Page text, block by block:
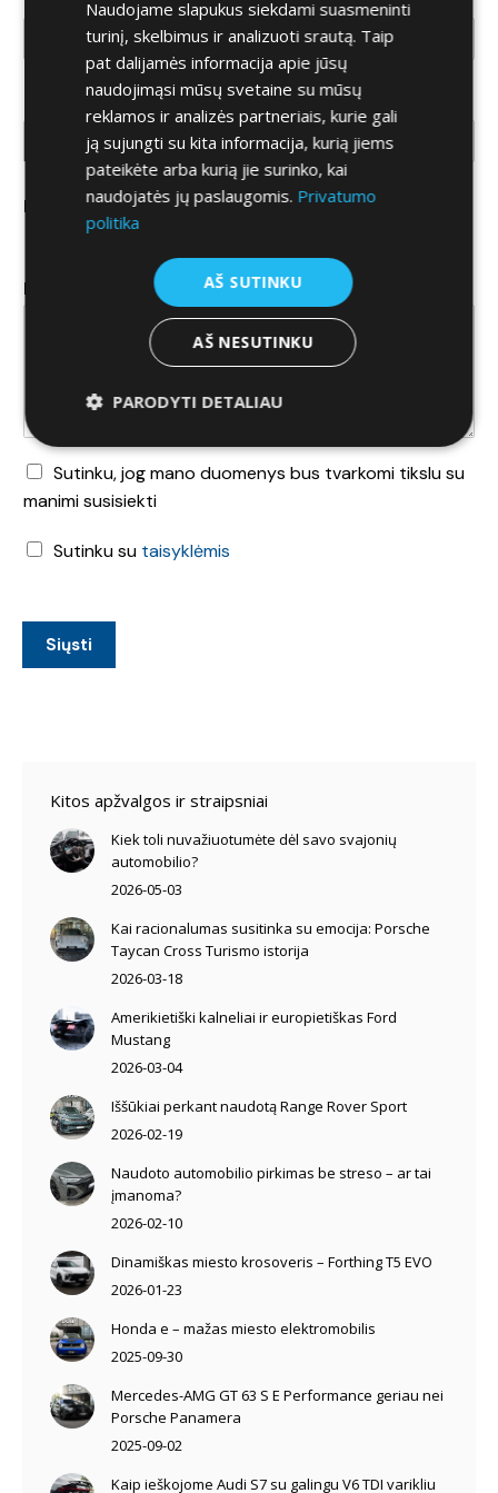
Dominantis modelis
Koks automobilis domina?*
Naujas
Komentaras
D
o
m
e
t
a
Sutinku, jog mano duomenys bus tvarkomi tikslu su
manimi susisiekti
T
Sutinku su taisyklėmis
Siųsti
Kitos apžvalgos ir straipsniai
Kiek toli nuvažiuotumėte dėl savo svajonių
automobilio?
2026-05-03
Kai racionalumas susitinka su emocija: Porsche
Taycan Cross Turismo istorija
2026-03-18
Amerikietiški kalneliai ir europietiškas Ford
Mustang
2026-03-04
Iššūkiai perkant naudotą Range Rover Sport
2026-02-19
Naudoto automobilio pirkimas be streso – ar tai
įmanoma?
2026-02-10
Dinamiškas miesto krosoveris – Forthing T5 EVO
2026-01-23
Honda e – mažas miesto elektromobilis
2025-09-30
Mercedes-AMG GT 63 S E Performance geriau nei
Porsche Panamera
2025-09-02
Kaip ieškojome Audi S7 su galingu V6 TDI varikliu
Naudojame slapukus siekdami suasmeninti
turinį, skelbimus ir analizuoti srautą. Taip
pat dalijamės informacija apie jūsų
naudojimąsi mūsų svetaine su mūsų
reklamos ir analizės partneriais, kurie gali
ją sujungti su kita informacija, kurią jiems
pateikėte arba kurią jie surinko, kai
naudojatės jų paslaugomis. Privatumo
politika
AŠ SUTINKU
AŠ NESUTINKU
PARODYTI DETALIAU